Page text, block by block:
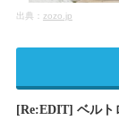
出典： zozo.jp
[Re:EDIT] ベルト